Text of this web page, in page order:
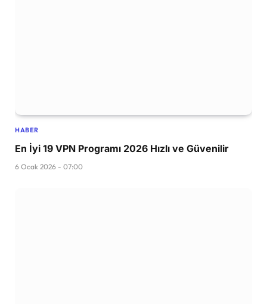
HABER
En İyi 19 VPN Programı 2026 Hızlı ve Güvenilir
6 Ocak 2026 - 07:00